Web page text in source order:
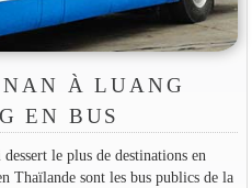
À LUANG
EN BUS
le plus de destinations en
Thaïlande sont les bus publics de la